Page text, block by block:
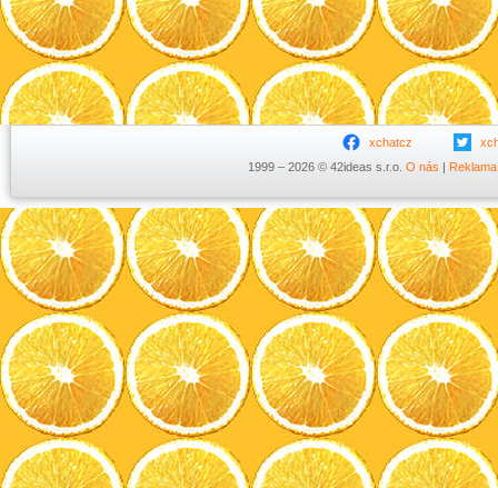
xchatcz
1999 – 2026 © 42ideas s.r.o. O nás | Reklama